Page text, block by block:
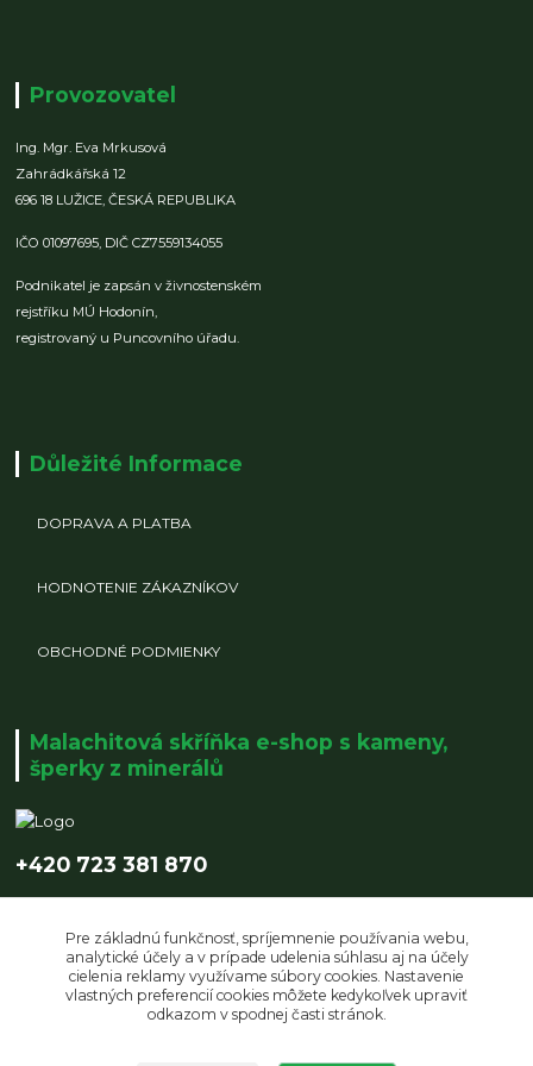
Provozovatel
Ing. Mgr. Eva Mrkusová
Zahrádkářská 12
696 18 LUŽICE,ČESKÁ REPUBLIKA
IČO 01097695, DIČ CZ7559134055
Podnikatel je zapsán v živnostenském
rejstříku MÚ Hodonín,
registrovaný u Puncovního úřadu.
Důležité Informace
DOPRAVA A PLATBA
HODNOTENIE ZÁKAZNÍKOV
OBCHODNÉ PODMIENKY
Malachitová skříňka e-shop s kameny,
šperky z minerálů
+420 723 381 870
Pre základnú funkčnosť, spríjemnenie používania webu,
analytické účely a v prípade udelenia súhlasu aj na účely
cielenia reklamy využívame súbory cookies. Nastavenie
vlastných preferencií cookies môžete kedykoľvek upraviť
odkazom v spodnej časti stránok.